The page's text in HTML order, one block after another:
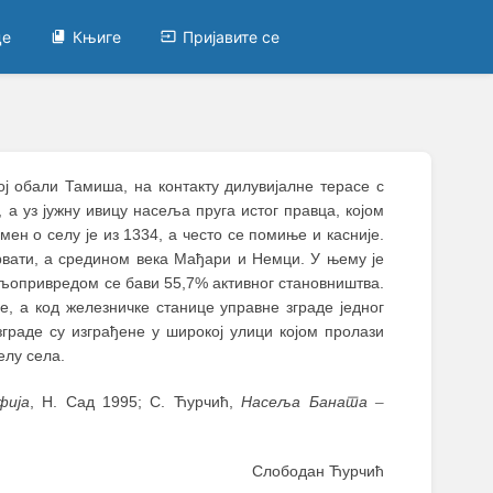
Књиге Пријавите се
Тамиша, на контакту дилувијалне терасе с
уз јужну ивицу насеља пруга истог правца, којом
о селу је из 1334, а често се помиње и касније.
а средином века Мађари и Немци. У њему је
се бави 55,7% активног становништва.
код железничке станице управне зграде једног
су изграђене у широкој улици којом пролази
села.
, Н. Сад 1995; С. Ћурчић,Насеља Баната–
Слободан Ћурчић